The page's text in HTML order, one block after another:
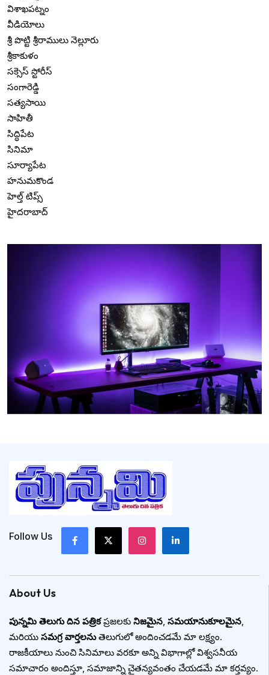
విశాఖపట్నం
వీడియోలు
శ్రీ పొట్టి శ్రీరాములు నెల్లూరు
శ్రీకాకుళం
సక్సెస్ స్టోరీస్
సంగారెడ్డి
సత్యసాయి
సాహితీ
సిద్ధిపేట
సినిమా
సూర్యాపేట
హనుమకొండ
హెల్త్ టిప్స్
హైదరాబాద్
Follow Us
About Us
పున్నమి తెలుగు దిన పత్రికప్రజలకు నిజమైన, సమయానుకూలమైన,
మరియు సమగ్ర వార్తలనుతెలుగులో అందించడమే మా లక్ష్యం.
రాజకీయాలు నుంచి సినిమాలు వరకూ అన్ని విభాగాల్లో విశ్వసనీయ
సమాచారం అందిస్తూ, సమాజాన్ని చైతన్యవంతం చేయడమే మా కర్తవ్యం.